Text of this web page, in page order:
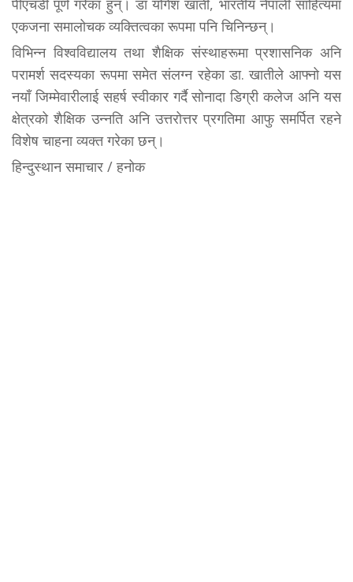
एकजना समालोचक व्यक्तित्वका रूपमा पनि चिनिन्छन्।
​विभिन्न विश्वविद्यालय तथा शैक्षिक संस्थाहरूमा प्रशासनिक अनि
परामर्श सदस्यका रूपमा समेत संलग्न रहेका डा. खातीले आफ्नो यस
नयाँ जिम्मेवारीलाई सहर्ष स्वीकार गर्दै सोनादा डिग्री कलेज अनि यस
क्षेत्रको शैक्षिक उन्नति अनि उत्तरोत्तर प्रगतिमा आफु समर्पित रहने
विशेष चाहना व्यक्त गरेका छन्।
हिन्दुस्थान समाचार / हनोक